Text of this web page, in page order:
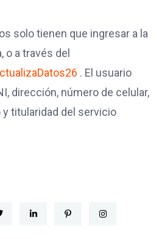
solo tienen que ingresar a la
o a través del
. El usuario
dirección, número de celular,
titularidad del servicio